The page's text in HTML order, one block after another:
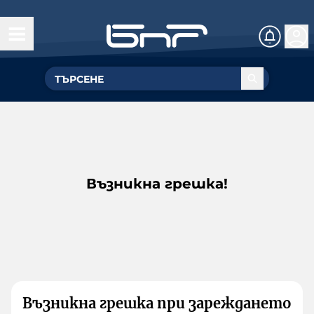
Възникна грешка!
Възникна грешка при зареждането